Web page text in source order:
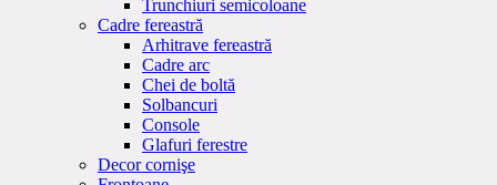
Trunchiuri semicoloane
Cadre fereastră
Arhitrave fereastră
Cadre arc
Chei de boltă
Solbancuri
Console
Glafuri ferestre
Decor cornişe